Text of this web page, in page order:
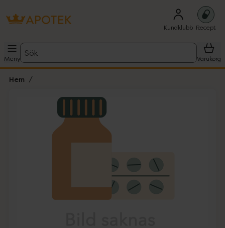
Kundklubb Recept
Meny
Sök
Varukorg
Hem
Lista: . Innehåller 1 objekt.